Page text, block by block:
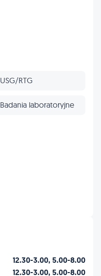
USG/RTG
Badania laboratoryjne
12.30-3.00, 5.00-8.00
12.30-3.00, 5.00-8.00